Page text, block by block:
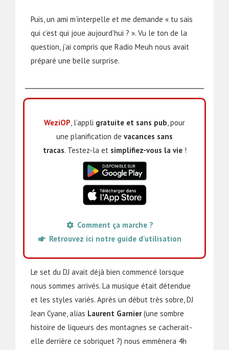
Puis, un ami m’interpelle et me demande « tu sais
qui c’est qui joue aujourd’hui ? ». Vu le ton de la
question, j’ai compris que Radio Meuh nous avait
préparé une belle surprise.
WeziOP, l’appli gratuite et sans pub, pour
une planification de vacances sans
tracas. Testez-la et simplifiez-vous la vie!
Comment ça marche ?
Retrouvez ici notre guide d'utilisation
Le set du DJ avait déjà bien commencé lorsque
nous sommes arrivés. La musique était détendue
et les styles variés. Après un début très sobre, DJ
Jean Cyane, alias Laurent Garnier(une sombre
histoire de liqueurs des montagnes se cacherait-
elle derrière ce sobriquet ?) nous emmènera 4h